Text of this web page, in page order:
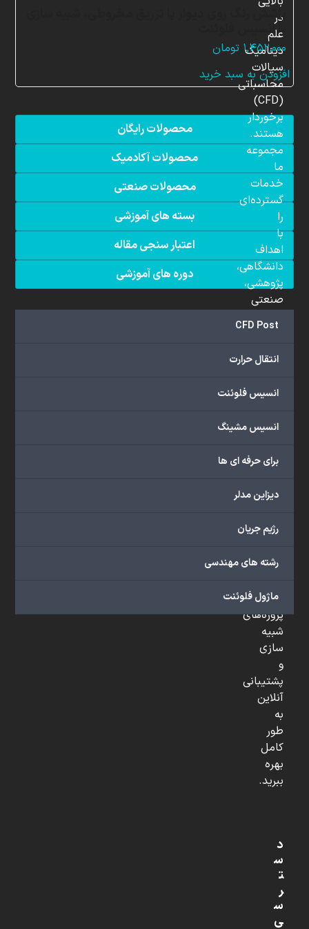
پاشش رنگ روی دیوار با تزریق مخروطی، شبیه سازی
با انسیس فلوئنت
۱,۴۵۲,۰۰۰ تومان
افزودن به سبد خرید
محصولات رایگان
محصولات آکادمیک
محصولات صنعتی
بسته های آموزشی
اعتبار سنجی مقاله
دوره های آموزشی
CFD Post
انتقال حرارت
انسیس فلوئنت
انسیس مشینگ
برای حرفه ای ها
دیزاین مدلر
رژیم جریان
رشته های مهندسی
ماژول فلوئنت
در
علم
دینامیک
سیالات
محاسباتی
(CFD)
برخوردار
هستند.
مجموعه
ما
خدمات
گسترده‌ای
را
با
اهداف
دانشگاهی،
پژوهشی،
صنعتی
...
می‌دهد.
می‌توانید
خدمات
گروه
شامل
آموزشی،
آموزشی،
تخصصی،
پروژه‌های
شبیه
سازی
و
پشتیبانی
آنلاین
به
طور
کامل
بهره
ببرید.
د
س
ت
ر
س
ی